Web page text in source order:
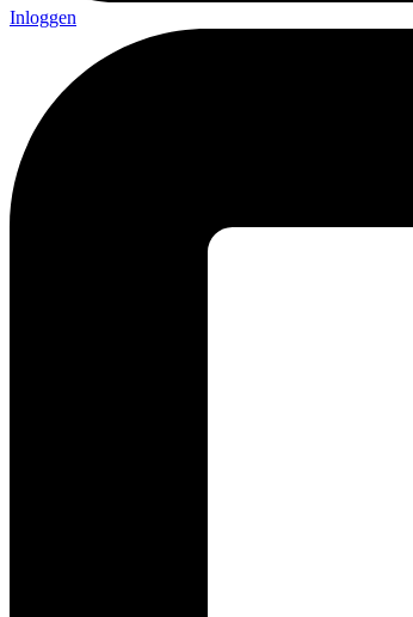
Inloggen